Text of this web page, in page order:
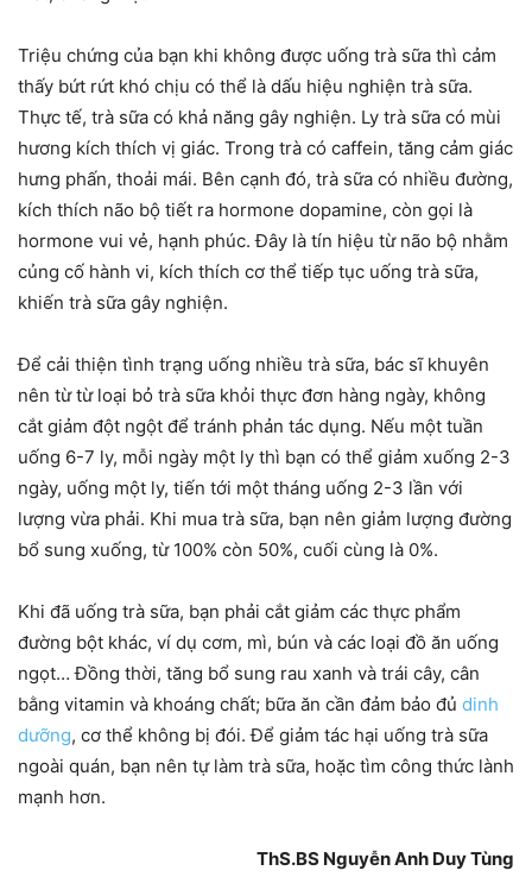
Triệu chứng của bạn khi không được uống trà sữa thì cảm
thấy bứt rứt khó chịu có thể là dấu hiệu nghiện trà sữa.
Thực tế, trà sữa có khả năng gây nghiện. Ly trà sữa có mùi
hương kích thích vị giác. Trong trà có caffein, tăng cảm giác
hưng phấn, thoải mái. Bên cạnh đó, trà sữa có nhiều đường,
kích thích não bộ tiết ra hormone dopamine, còn gọi là
hormone vui vẻ, hạnh phúc. Đây là tín hiệu từ não bộ nhằm
củng cố hành vi, kích thích cơ thể tiếp tục uống trà sữa,
khiến trà sữa gây nghiện.
Để cải thiện tình trạng uống nhiều trà sữa, bác sĩ khuyên
nên từ từ loại bỏ trà sữa khỏi thực đơn hàng ngày, không
cắt giảm đột ngột để tránh phản tác dụng. Nếu một tuần
uống 6-7 ly, mỗi ngày một ly thì bạn có thể giảm xuống 2-3
ngày, uống một ly, tiến tới một tháng uống 2-3 lần với
lượng vừa phải. Khi mua trà sữa, bạn nên giảm lượng đường
bổ sung xuống, từ 100% còn 50%, cuối cùng là 0%.
Khi đã uống trà sữa, bạn phải cắt giảm các thực phẩm
đường bột khác, ví dụ cơm, mì, bún và các loại đồ ăn uống
ngọt… Đồng thời, tăng bổ sung rau xanh và trái cây, cân
bằng vitamin và khoáng chất; bữa ăn cần đảm bảo đủ dinh
dưỡng, cơ thể không bị đói. Để giảm tác hại uống trà sữa
ngoài quán, bạn nên tự làm trà sữa, hoặc tìm công thức lành
mạnh hơn.
ThS.BS Nguyễn Anh Duy Tùng